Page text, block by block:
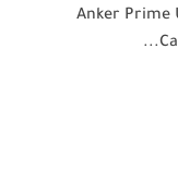
Anker Prime